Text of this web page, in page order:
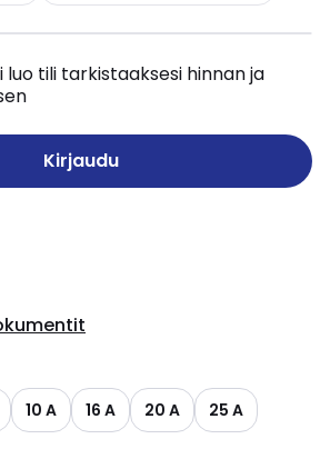
luo tili tarkistaaksesi hinnan ja
Kirjaudu
10 A 16 A 20 A
25 A